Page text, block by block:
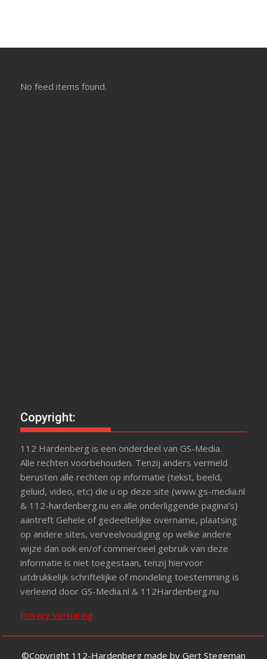
No feed items found.
Copyright:
112 Hardenberg is een onderdeel van GS-Media.
Alle rechten voorbehouden. Tenzij anders vermeld
berusten alle rechten op informatie (tekst, beeld,
geluid, video, etc) die u op deze site (www.gs-media.nl
& 112-hardenberg.nu en alle onderliggende pagina’s)
aantreft Gehele of gedeeltelijke overname, plaatsing
op andere sites, verveelvoudiging op welke andere
wijze dan ook en/of commercieel gebruik van deze
informatie is niet toegestaan, tenzij hiervoor
uitdrukkelijk schriftelijke of mondeling toestemming is
verleend door GS-Media.nl & 112Hardenberg.nu
Privacy Verklaring
©Copyright 112-Hardenberg made by Gert Stegeman